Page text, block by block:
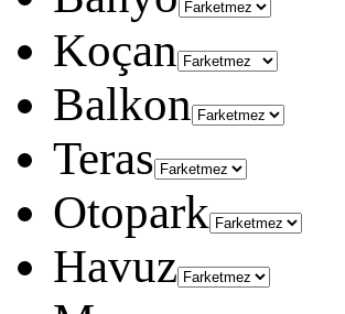
Koçan
Balkon
Teras
Otopark
Havuz